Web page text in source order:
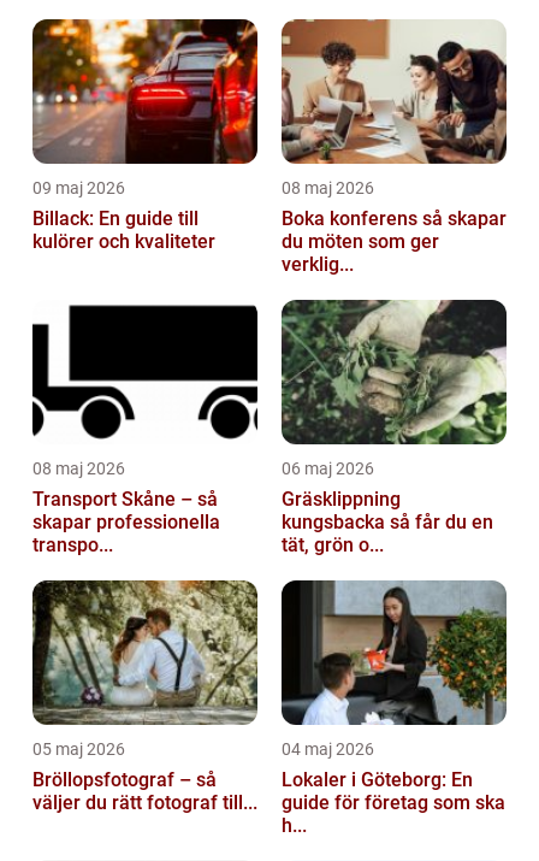
09 maj 2026
Billack: En guide till
kulörer och kvaliteter
08 maj 2026
Boka konferens så skapar
du möten som ger
verklig...
08 maj 2026
Transport Skåne – så
skapar professionella
transpo...
06 maj 2026
Gräsklippning
kungsbacka så får du en
tät, grön o...
05 maj 2026
Bröllopsfotograf – så
väljer du rätt fotograf till...
04 maj 2026
Lokaler i Göteborg: En
guide för företag som ska
h...